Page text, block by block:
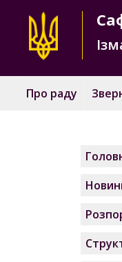
Про раду